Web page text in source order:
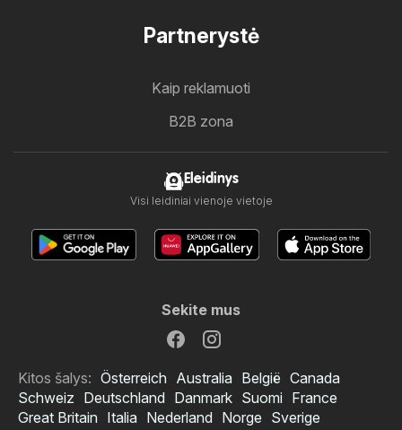
Partnerystė
Kaip reklamuoti
B2B zona
Eleidinys
Visi leidiniai vienoje vietoje
Sekite mus
Kitos šalys: Österreich Australia België Canada
Schweiz Deutschland Danmark Suomi France
Great Britain Italia Nederland Norge Sverige